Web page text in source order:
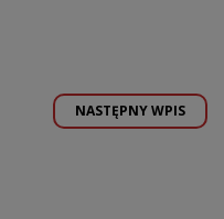
NASTĘPNY WPIS